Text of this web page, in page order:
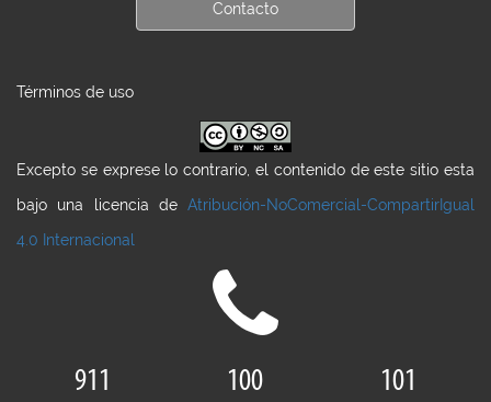
Contacto
Términos de uso
Excepto se exprese lo contrario, el contenido de este sitio esta
bajo una licencia de Atribución-NoComercial-CompartirIgual
4.0 Internacional
911 100 101